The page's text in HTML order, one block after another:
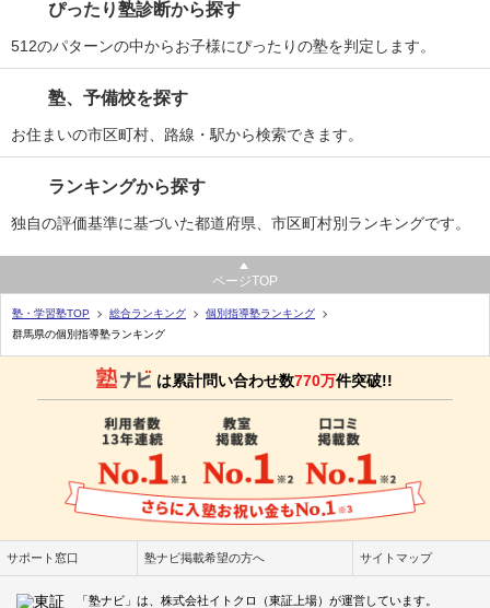
ぴったり塾診断から探す
512のパターンの中からお子様にぴったりの塾を判定します。
塾、予備校を探す
お住まいの市区町村、路線・駅から検索できます。
ランキングから探す
独自の評価基準に基づいた都道府県、市区町村別ランキングです。
ページTOP
塾・学習塾TOP 総合ランキング
個別指導塾ランキング
群馬県の個別指導塾ランキング
は累計問い合わせ数770万件突破!!
サポート窓口 塾ナビ掲載希望の方へ サイトマップ
「塾ナビ」は、株式会社イトクロ（東証上場）が運営しています。